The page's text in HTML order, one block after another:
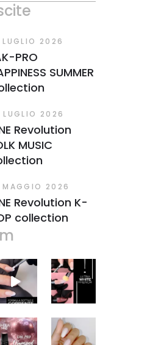
LUGLIO 2026
PRO
SUMMER
LUGLIO 2026
Revolution
MUSIC
MAGGIO 2026
Revolution K-
collection